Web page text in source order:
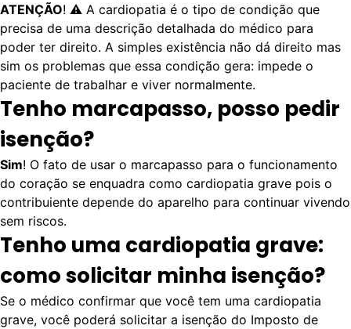
ATENÇÃO! ⚠️ A cardiopatia é o tipo de condição que
precisa de uma descrição detalhada do médico para
poder ter direito. A simples existência não dá direito mas
sim os problemas que essa condição gera: impede o
paciente de trabalhar e viver normalmente.
Tenho marcapasso, posso pedir
isenção?
Sim! O fato de usar o marcapasso para o funcionamento
do coração se enquadra como cardiopatia grave pois o
contribuiente depende do aparelho para continuar vivendo
sem riscos.
Tenho uma cardiopatia grave:
como solicitar minha isenção?
Se o médico confirmar que você tem uma cardiopatia
grave, você poderá solicitar a isenção do Imposto de